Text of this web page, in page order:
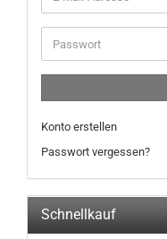
Mail-
Adresse
Passwort
Konto erstellen
Passwort vergessen?
Schnellkauf